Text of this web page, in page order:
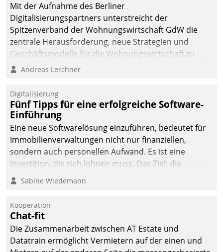
Mit der Aufnahme des Berliner
Digitalisierungspartners unterstreicht der
Spitzenverband der Wohnungswirtschaft GdW die
zentrale Herausforderung, neue Strategien und
Geschäftsmodelle für die Wohnungswirtschaft zu
entwickeln.
Andreas Lerchner
Digitalisierung
Fünf Tipps für eine erfolgreiche Software-
Einführung
Eine neue Softwarelösung einzuführen, bedeutet für
Immobilienverwaltungen nicht nur finanziellen,
sondern auch personellen Aufwand. Es ist eine
Investition, die sich lohnen muss. Das Ziel: die
nachhaltige Optimierung der Geschäftsabläufe. Damit
dieses Ziel erreicht wird, sollten einige Grundregeln
Sabine Wiedemann
Kooperation
Chat-fit
Die Zusammenarbeit zwischen AT Estate und
Datatrain ermöglicht Vermietern auf der einen und